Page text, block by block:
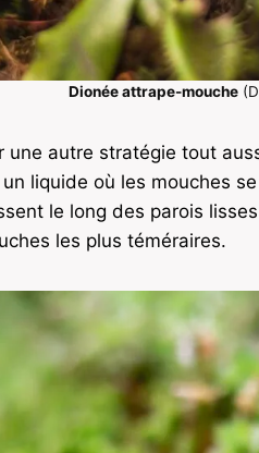
Dionée attrape-mouche
une autre stratégie tout
liquide où les mouches
le long des parois
les plus téméraires.